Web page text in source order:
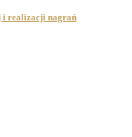
i realizacji nagrań